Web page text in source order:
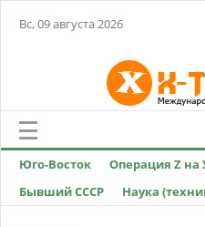
Вс, 09 августа 2026
Юго-Восток Операция Z на
Бывший СССР
Наука